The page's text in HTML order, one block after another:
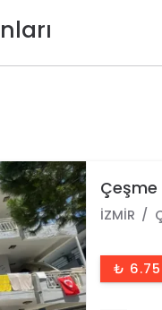
Çeşme
İZMIR
₺